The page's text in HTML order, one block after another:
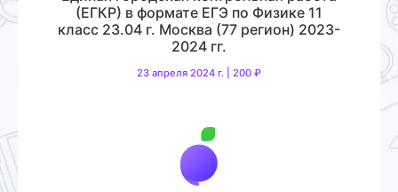
(ЕГКР) в формате ЕГЭ по Физике 11
класс 23.04 г. Москва (77 регион) 2023-
2024 гг.
23 апреля 2024 г. | 200 ₽